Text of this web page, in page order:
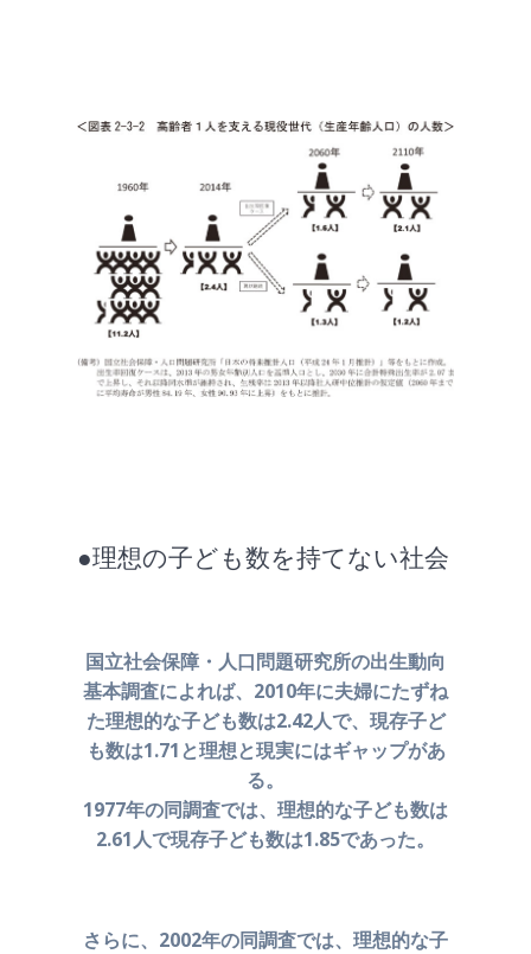
●理想の子ども数を持てない社会
国立社会保障・人口問題研究所の出生動向
基本調査によれば、 2010年に夫婦にたずね
た理想的な子ども数は2.42人で、 現存子ど
も数は1.71と理想と現実にはギャップがあ
る。
1977年の同調査では、理想的な子ども数は
2.61人で現存子ども数は1.85であった。
さらに、2002年の同調査では、理想的な子